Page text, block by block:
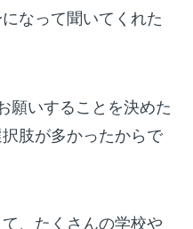
なって聞いてくれた
願いすることを決めた
肢が多かったからで
、たくさんの学校や